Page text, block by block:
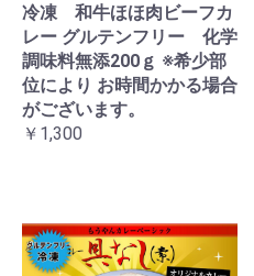
冷凍 和牛ほほ肉ビーフカ
レー グルテンフリー 化学
調味料無添200ｇ ※希少部
位により お時間かかる場合
がございます。
￥1,300